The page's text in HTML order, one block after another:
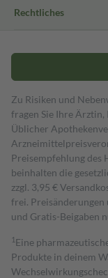
Rechtliches
Zu Risiken und
fragen Sie Ihre
Üblicher
Preisempfehlung des
beinhalten die
zzgl. 3,95 €
frei.
und Gratis-Beigaben
1 Eine
Produkte in deinem